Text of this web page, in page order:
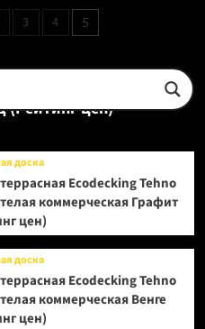
3 4 5
Tehno Полнотелая
(Рейтинг цен)
доска
Ecodecking Tehno
коммерческая Графит
цен)
доска
Ecodecking Tehno
коммерческая Венге
цен)